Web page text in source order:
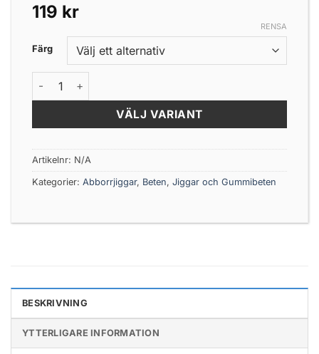
119 kr
Färg
RENSA
Sunny Bros Drug Stick 3.8'' (7-pack) mängd
VÄLJ VARIANT
Artikelnr: N/A
Kategorier: Abborrjiggar, Beten, Jiggar och Gummibeten
BESKRIVNING
YTTERLIGARE INFORMATION